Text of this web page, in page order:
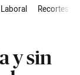
Laboral Recortes
y sin